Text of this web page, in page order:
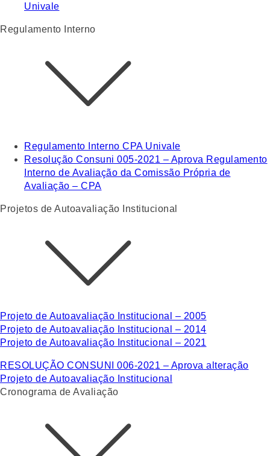
Univale
Regulamento Interno
Regulamento Interno CPA Univale
Resolução Consuni 005-2021 – Aprova Regulamento
Interno de Avaliação da Comissão Própria de
Avaliação – CPA
Projetos de Autoavaliação Institucional
Projeto de Autoavaliação Institucional – 2005
Projeto de Autoavaliação Institucional – 2014
Projeto de Autoavaliação Institucional – 2021
RESOLUÇÃO CONSUNI 006-2021 – Aprova alteração
Projeto de Autoavaliação Institucional
Cronograma de Avaliação